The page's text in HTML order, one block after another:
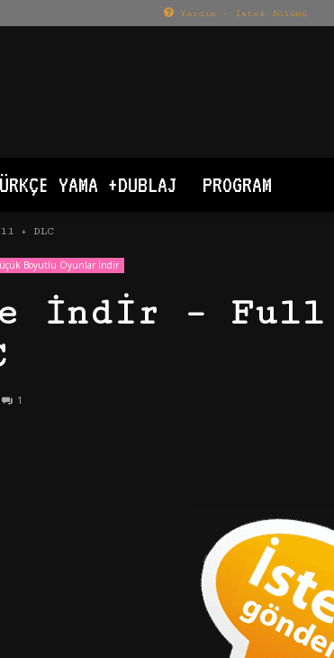
Yardım – İstek Bölümü
YAMA +DUBLAJ PROGRAM
+ DLC
Boyutlu Oyunlar İndir
İndir – Full
1